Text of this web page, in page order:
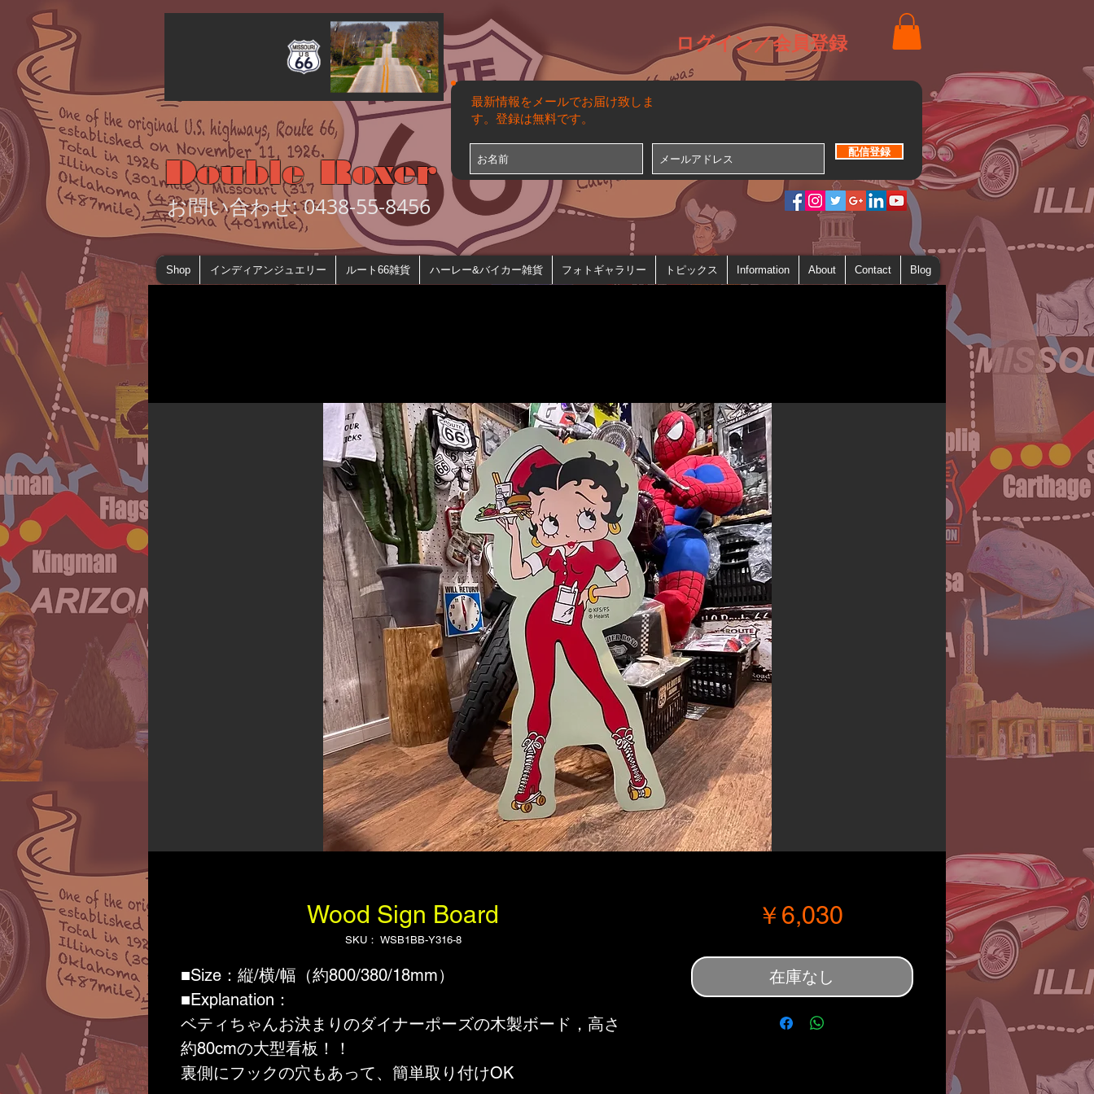
お問い合わせ: 0438-55-8456
Double Roxer
ログイン／会員登録
最新情報をメールでお届け致しま
す。登録は無料です。
配信登録
Shop インディアンジュエリー ルート66雑貨 ハーレー&バイカー雑貨 フォトギャラリー トピックス Information About Contact Blog
Wood Sign Board
SKU： WSB1BB-Y316-8
■Size：縦/横/幅（約800/380/18mm）
■Explanation：
ベティちゃんお決まりのダイナーポーズの木製ボード，高さ
約80cmの大型看板！！
裏側にフックの穴もあって、簡単取り付けOK
￥6,030価格
在庫なし